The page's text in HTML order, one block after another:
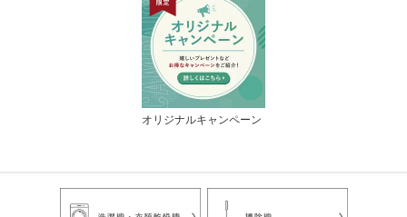
オリジナルキャンペーン